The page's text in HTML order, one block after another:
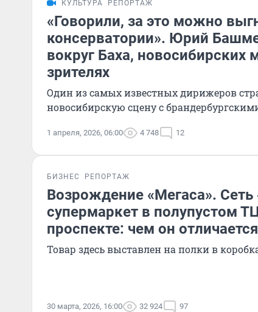
КУЛЬТУРА РЕПОРТАЖ
«Говорили, за это можно
консерватории». Юрий
вокруг Баха, новосибирских
зрителях
Один из самых известных дирижеров
новосибирскую сцену с
1 апреля, 2026, 06:00 4 748 12
БИЗНЕС РЕПОРТАЖ
Возрождение «Мегаса». Сеть
супермаркет в полупустом
проспекте: чем он
Товар здесь выставлен на полки в
30 марта, 2026, 16:00 32 924 97